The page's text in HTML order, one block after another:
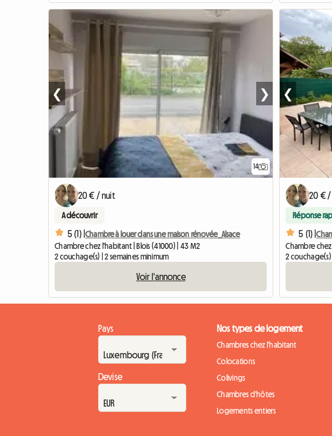
14
❮ ❯
20 € / nuit
A découvrir
5 (1) |Chambre à louer dans une maison rénovée_Alsace
Chambre chez l'habitant | Blois (41000) | 43 M2
2 couchage(s) | 2 semaines minimum
Voir l'annonce
❮
20 € /
Réponse
5 (1) |
Chambre
2 couchage(s)
Pays
Devise
Nos types de logement
Chambres chez l'habitant
Colocations
Colivings
Chambres d'hôtes
Logements entiers